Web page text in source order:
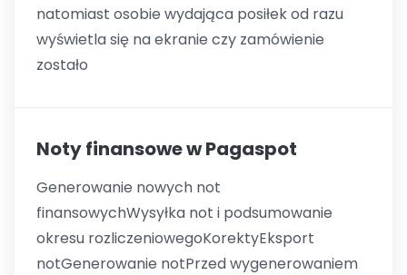
natomiast osobie wydająca posiłek od razu
wyświetla się na ekranie czy zamówienie
zostało
Noty finansowe w Pagaspot
Generowanie nowych not
finansowychWysyłka not i podsumowanie
okresu rozliczeniowegoKorektyEksport
notGenerowanie notPrzed wygenerowaniem